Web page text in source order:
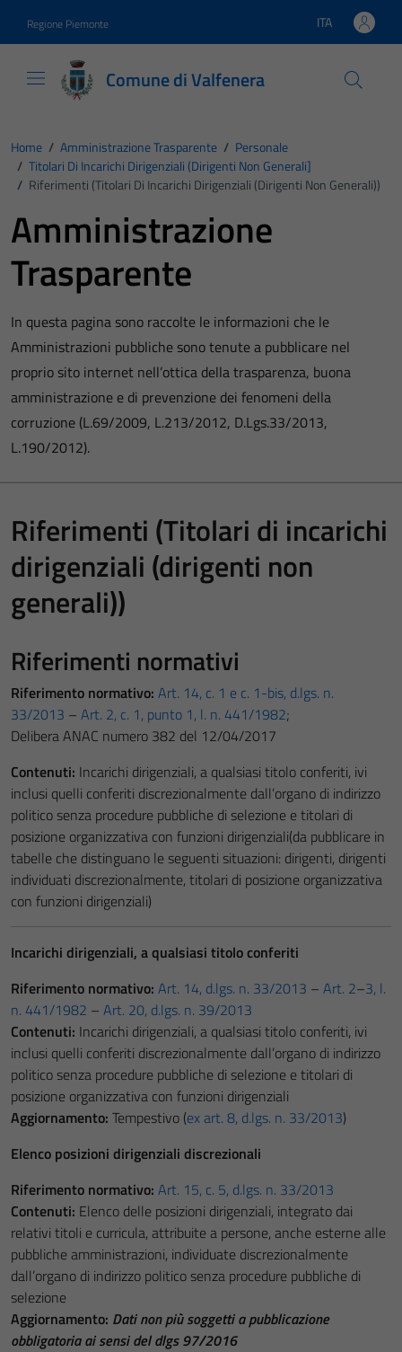
Regione Piemonte Lingua attiva:
ITA
Comune di Valfenera
Home / Amministrazione Trasparente / Personale
/ Titolari Di Incarichi Dirigenziali (dirigenti Non Generali]
/ Riferimenti (Titolari Di Incarichi Dirigenziali (dirigenti Non Generali))
Amministrazione
Trasparente
In questa pagina sono raccolte le informazioni che le
Amministrazioni pubbliche sono tenute a pubblicare nel
proprio sito internet nell’ottica della trasparenza, buona
amministrazione e di prevenzione dei fenomeni della
corruzione (L.69/2009, L.213/2012, D.Lgs.33/2013,
L.190/2012).
Riferimenti (Titolari di incarichi
dirigenziali (dirigenti non
generali))
Riferimenti normativi
Riferimento normativo: Art. 14, c. 1 e c. 1-bis, d.lgs. n.
33/2013 – Art. 2, c. 1, punto 1, l. n. 441/1982;
Delibera ANAC numero 382 del 12/04/2017
Contenuti: Incarichi dirigenziali, a qualsiasi titolo conferiti, ivi
inclusi quelli conferiti discrezionalmente dall’organo di indirizzo
politico senza procedure pubbliche di selezione e titolari di
posizione organizzativa con funzioni dirigenziali(da pubblicare in
tabelle che distinguano le seguenti situazioni: dirigenti, dirigenti
individuati discrezionalmente, titolari di posizione organizzativa
con funzioni dirigenziali)
Incarichi dirigenziali, a qualsiasi titolo conferiti
Riferimento normativo: Art. 14, d.lgs. n. 33/2013 – Art. 2–3, l.
n. 441/1982 – Art. 20, d.lgs. n. 39/2013
Contenuti: Incarichi dirigenziali, a qualsiasi titolo conferiti, ivi
inclusi quelli conferiti discrezionalmente dall’organo di indirizzo
politico senza procedure pubbliche di selezione e titolari di
posizione organizzativa con funzioni dirigenziali
Aggiornamento: Tempestivo (ex art. 8, d.lgs. n. 33/2013)
Elenco posizioni dirigenziali discrezionali
Riferimento normativo: Art. 15, c. 5, d.lgs. n. 33/2013
Contenuti: Elenco delle posizioni dirigenziali, integrato dai
relativi titoli e curricula, attribuite a persone, anche esterne alle
pubbliche amministrazioni, individuate discrezionalmente
dall’organo di indirizzo politico senza procedure pubbliche di
selezione
Aggiornamento: Dati non più soggetti a pubblicazione
obbligatoria ai sensi del dlgs 97/2016